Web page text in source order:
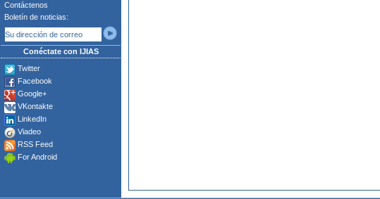
Contáctenos
Boletín de noticias:
Conéctate con IJIAS
Twitter
Facebook
Google+
VKontakte
LinkedIn
Viadeo
RSS Feed
For Android